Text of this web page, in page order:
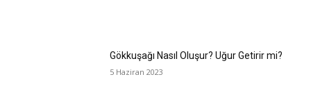
Gökkuşağı Nasıl Oluşur? Uğur Getirir mi?
5 Haziran 2023